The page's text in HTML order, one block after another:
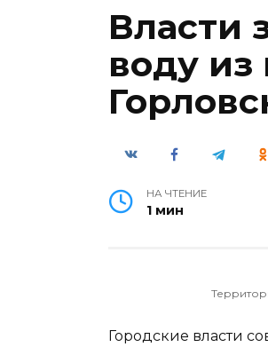
Власти
воду из
НА ЧТЕНИЕ
1 мин
Городские власти